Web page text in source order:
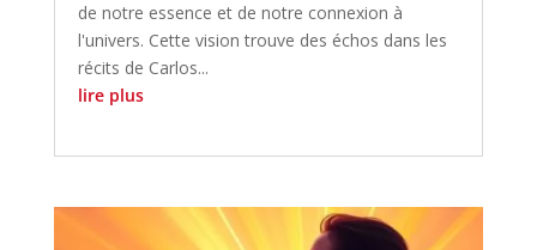
de notre essence et de notre connexion à
l'univers. Cette vision trouve des échos dans les
récits de Carlos...
lire plus